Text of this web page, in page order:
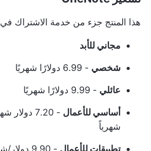
هذا المنتج جزء من خدمة الاشتراك في Microsoft 365.
مجاني للأبد
شخصي - 6.99 دولارًا شهريًا
عائلي - 9.99 دولارًا شهريًا
أساسي للأعمال
شهرياً